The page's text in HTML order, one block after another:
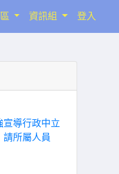
資訊組 登入
宣導行政中立
請所屬人員